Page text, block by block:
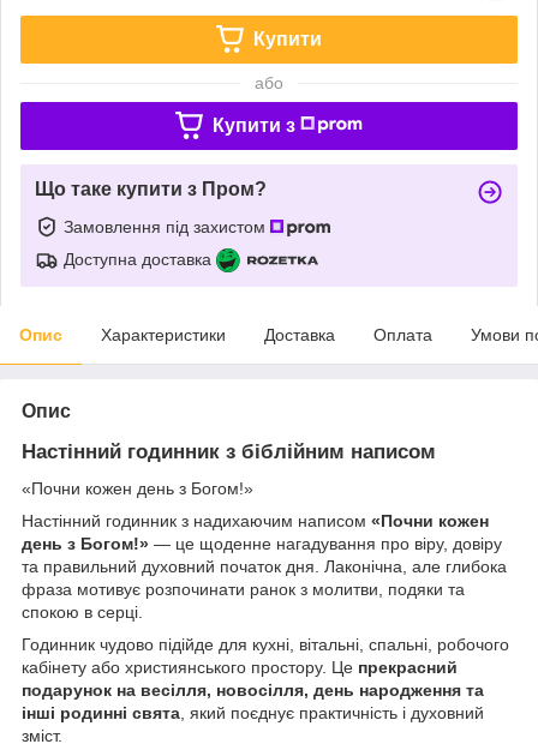
Купити
або
Купити з
Що таке купити з Пром?
Замовлення під захистом
Доступна доставка
Опис Характеристики Доставка Оплата Умови
Опис
Настінний годинник з біблійним написом
«Почни кожен день з Богом!»
Настінний годинник з надихаючим написом «Почни кожен
день з Богом!» — це щоденне нагадування про віру, довіру
та правильний духовний початок дня. Лаконічна, але глибока
фраза мотивує розпочинати ранок з молитви, подяки та
спокою в серці.
Годинник чудово підійде для кухні, вітальні, спальні, робочого
кабінету або християнського простору. Це прекрасний
подарунок на весілля, новосілля, день народження та
інші родинні свята , який поєднує практичність і духовний
зміст.